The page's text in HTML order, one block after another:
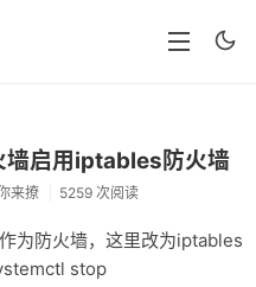
墙启用iptables防火墙
来撩 5259 次阅读
为防火墙，这里改为iptables
stop